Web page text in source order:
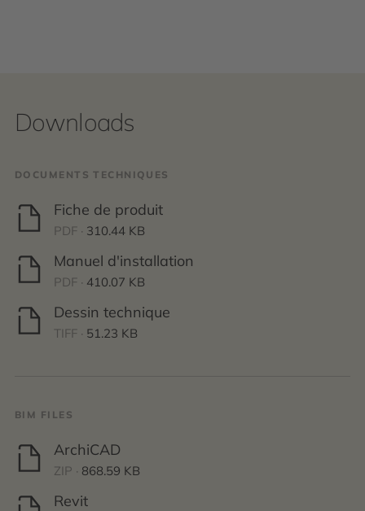
Downloads
DOCUMENTS TECHNIQUES
Fiche de produit
PDF · 310.44 KB
Manuel d'installation
PDF · 410.07 KB
Dessin technique
TIFF · 51.23 KB
BIM FILES
ArchiCAD
ZIP · 868.59 KB
Revit